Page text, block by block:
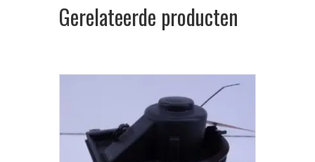
Gerelateerde producten